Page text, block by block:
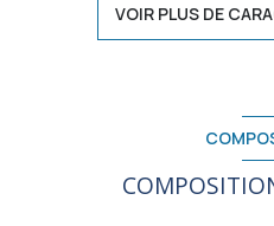
Chauffage individuel :
1 garage(s)
VOIR PLUS DE